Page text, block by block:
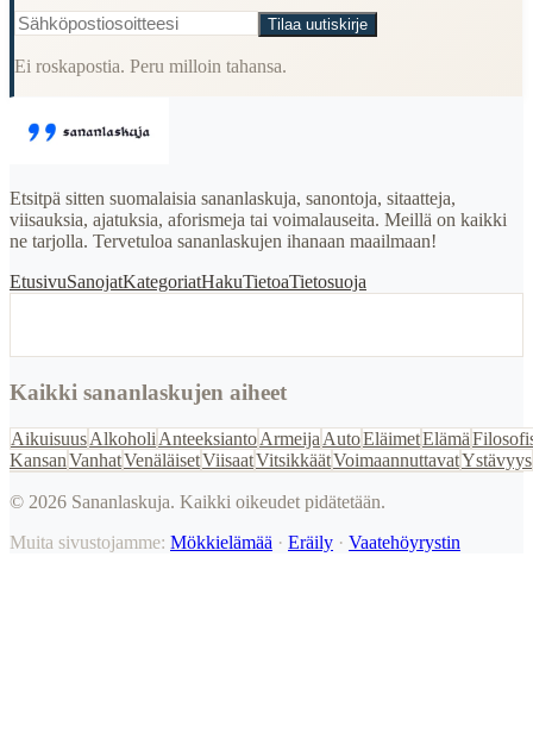
Tilaa uutiskirje
Ei roskapostia. Peru milloin tahansa.
Etsitpä sitten suomalaisia sananlaskuja, sanontoja, sitaatteja,
viisauksia, ajatuksia, aforismeja tai voimalauseita. Meillä on kaikki
ne tarjolla. Tervetuloa sananlaskujen ihanaan maailmaan!
EtusivuSanojatKategoriatHakuTietoaTietosuoja
Kaikki sananlaskujen aiheet
AikuisuusAlkoholi AnteeksiantoArmeija AutoEläimetElämä
KansanVanhatVenäläisetViisaatVitsikkäätVoimaannuttavatYstävyys
© 2026 Sananlaskuja. Kaikki oikeudet pidätetään.
Muita sivustojamme: Mökkielämää · Eräily · Vaatehöyrystin